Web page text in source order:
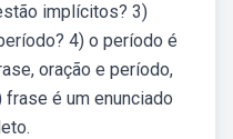
implícitos? 3)
4) o período é
oração e período,
é um enunciado